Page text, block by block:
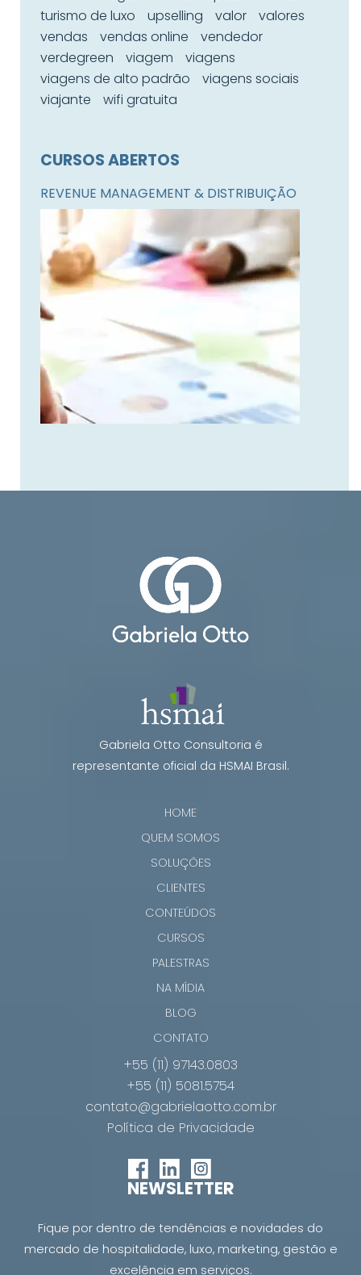
turismo de luxo
upselling valor
valores
vendas
vendas online
vendedor
verdegreen
viagem
viagens
viagens de alto padrão
viagens sociais
viajante
wifi gratuita
CURSOS ABERTOS
REVENUE MANAGEMENT & DISTRIBUIÇÃO
Gabriela Otto Consultoria é
representante oficial da HSMAI Brasil.
HOME
QUEM SOMOS
SOLUÇÕES
CLIENTES
CONTEÚDOS
CURSOS
PALESTRAS
NA MÍDIA
BLOG
CONTATO
+55 (11) 97143.0803
+55 (11) 5081.5754
contato@gabrielaotto.com.br
Política de Privacidade
NEWSLETTER
Fique por dentro de tendências e novidades do
mercado de hospitalidade, luxo, marketing, gestão e
excelência em serviços.